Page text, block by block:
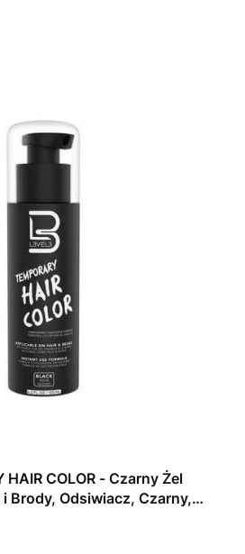
HAIR COLOR - Czarny Żel
Brody, Odsiwiacz, Czarny,